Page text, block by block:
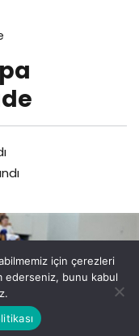
sağlamak
için çerezleri
ederseniz, bunu kabul